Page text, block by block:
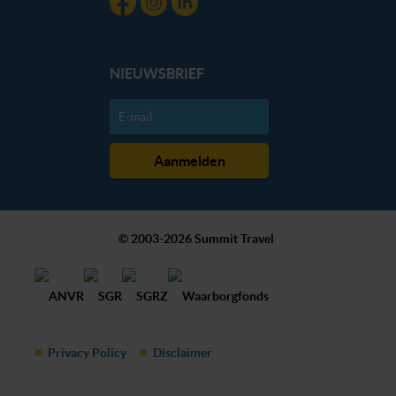
NIEUWSBRIEF
© 2003-2026 Summit Travel
Privacy Policy Disclaimer